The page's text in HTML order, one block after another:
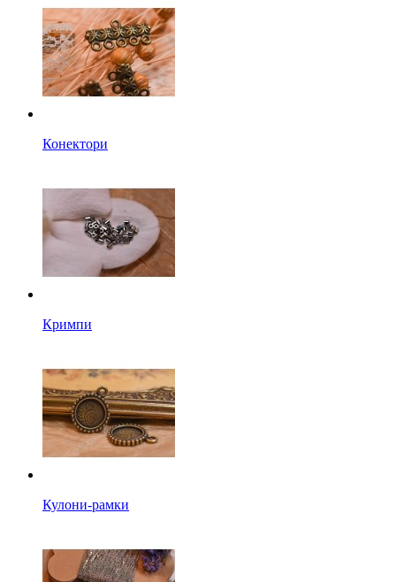
Конектори
Кримпи
Кулони-рамки